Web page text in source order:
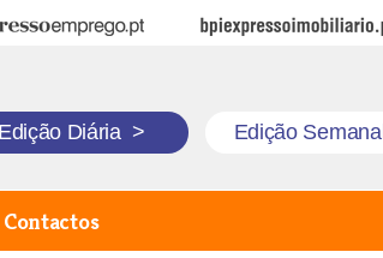
Emprego BPI Expresso Imobiliário
Edição Diária > Edição Semanal
Contactos